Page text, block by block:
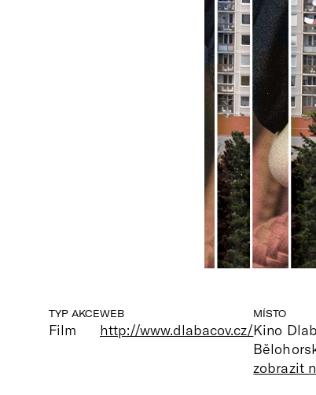
TYP AKCE
Film
WEB
http://www.dlabacov.cz/
MÍSTO
Kino
zobrazit